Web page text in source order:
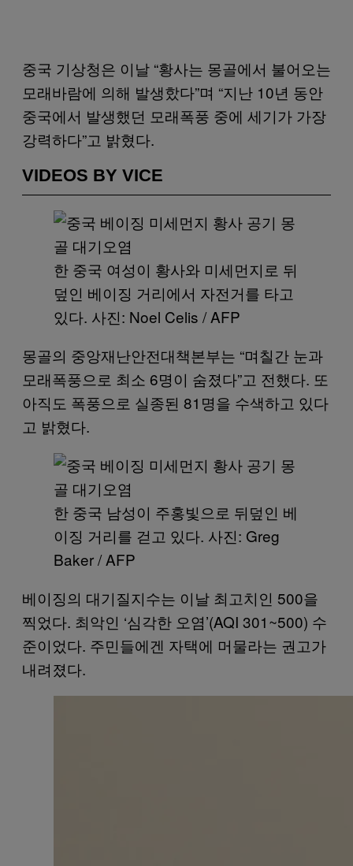
중국 기상청은 이날 “황사는 몽골에서 불어오는
모래바람에 의해 발생핬다”며 “지난 10년 동안
중국에서 발생했던 모래폭풍 중에 세기가 가장
강력하다”고 밝혔다.
VIDEOS BY VICE
한 중국 여성이 황사와 미세먼지로 뒤
덮인 베이징 거리에서 자전거를 타고
있다. 사진: Noel Celis / AFP
몽골의 중앙재난안전대책본부는 “며칠간 눈과
모래폭풍으로 최소 6명이 숨졌다”고 전했다. 또
아직도 폭풍으로 실종된 81명을 수색하고 있다
고 밝혔다.
한 중국 남성이 주홍빛으로 뒤덮인 베
이징 거리를 걷고 있다. 사진: Greg
Baker / AFP
베이징의 대기질지수는 이날 최고치인 500을
찍었다. 최악인 ‘심각한 오염’(AQI 301~500) 수
준이었다. 주민들에겐 자택에 머물라는 권고가
내려졌다.